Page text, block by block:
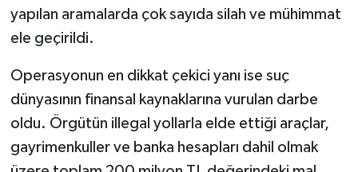
yapılan aramalarda çok sayıda silah ve mühimmat
ele geçirildi.
Operasyonun en dikkat çekici yanı ise suç
dünyasının finansal kaynaklarına vurulan darbe
oldu. Örgütün illegal yollarla elde ettiği araçlar,
gayrimenkuller ve banka hesapları dahil olmak